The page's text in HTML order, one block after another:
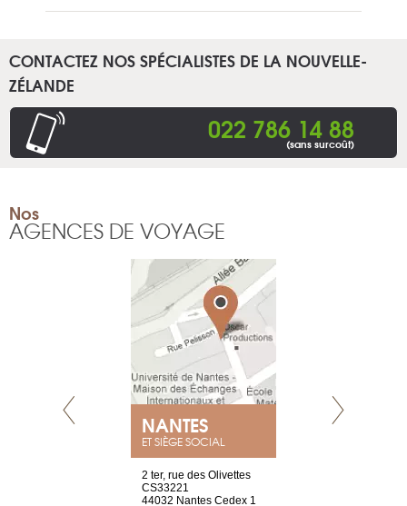
CONTACTEZ NOS SPÉCIALISTES DE LA NOUVELLE-
ZÉLANDE
022 786 14 88
(sans surcoût)
Nos
AGENCES DE VOYAGE
NANTES
ET SIÈGE SOCIAL
2 ter, rue des Olivettes
CS33221
44032 Nantes Cedex 1